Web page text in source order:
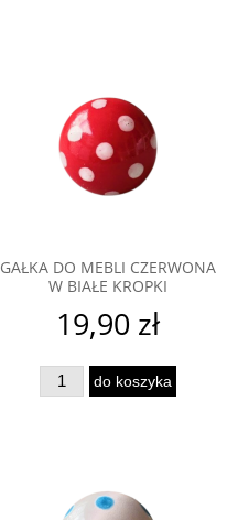
GAŁKA DO MEBLI CZERWONA
W BIAŁE KROPKI
19,90 zł
do koszyka